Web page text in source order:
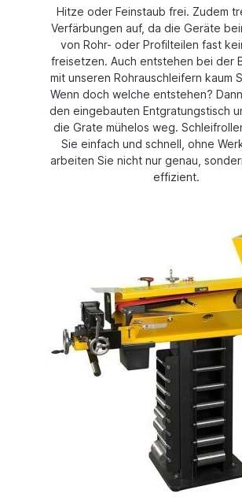
Hitze oder Feinstaub frei. Zudem
Verfärbungen auf, da die Geräte
von Rohr- oder Profilteilen fast
freisetzen. Auch entstehen bei der
mit unseren Rohrauschleifern kaum
Wenn doch welche entstehen?
den eingebauten Entgratungstisch
die Grate mühelos weg.
Sie einfach und schnell, ohne
arbeiten Sie nicht nur genau,
effizient.